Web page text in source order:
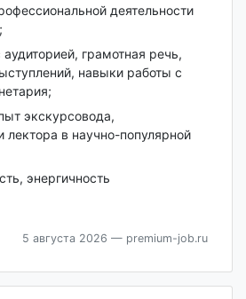
деятельности
грамотная речь,
навыки работы с
экскурсовода,
лектора в научно-популярной
энергичность
5 августа 2026 — premium-job.ru